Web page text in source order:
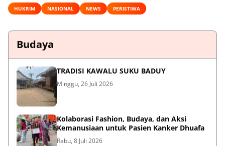
HUKRIM NASIONAL NEWS PERISTIWA
Budaya
TRADISI KAWALU SUKU BADUY
Minggu, 26 Juli 2026
Kolaborasi Fashion, Budaya, dan Aksi
Kemanusiaan untuk Pasien Kanker Dhuafa
Rabu, 8 Juli 2026